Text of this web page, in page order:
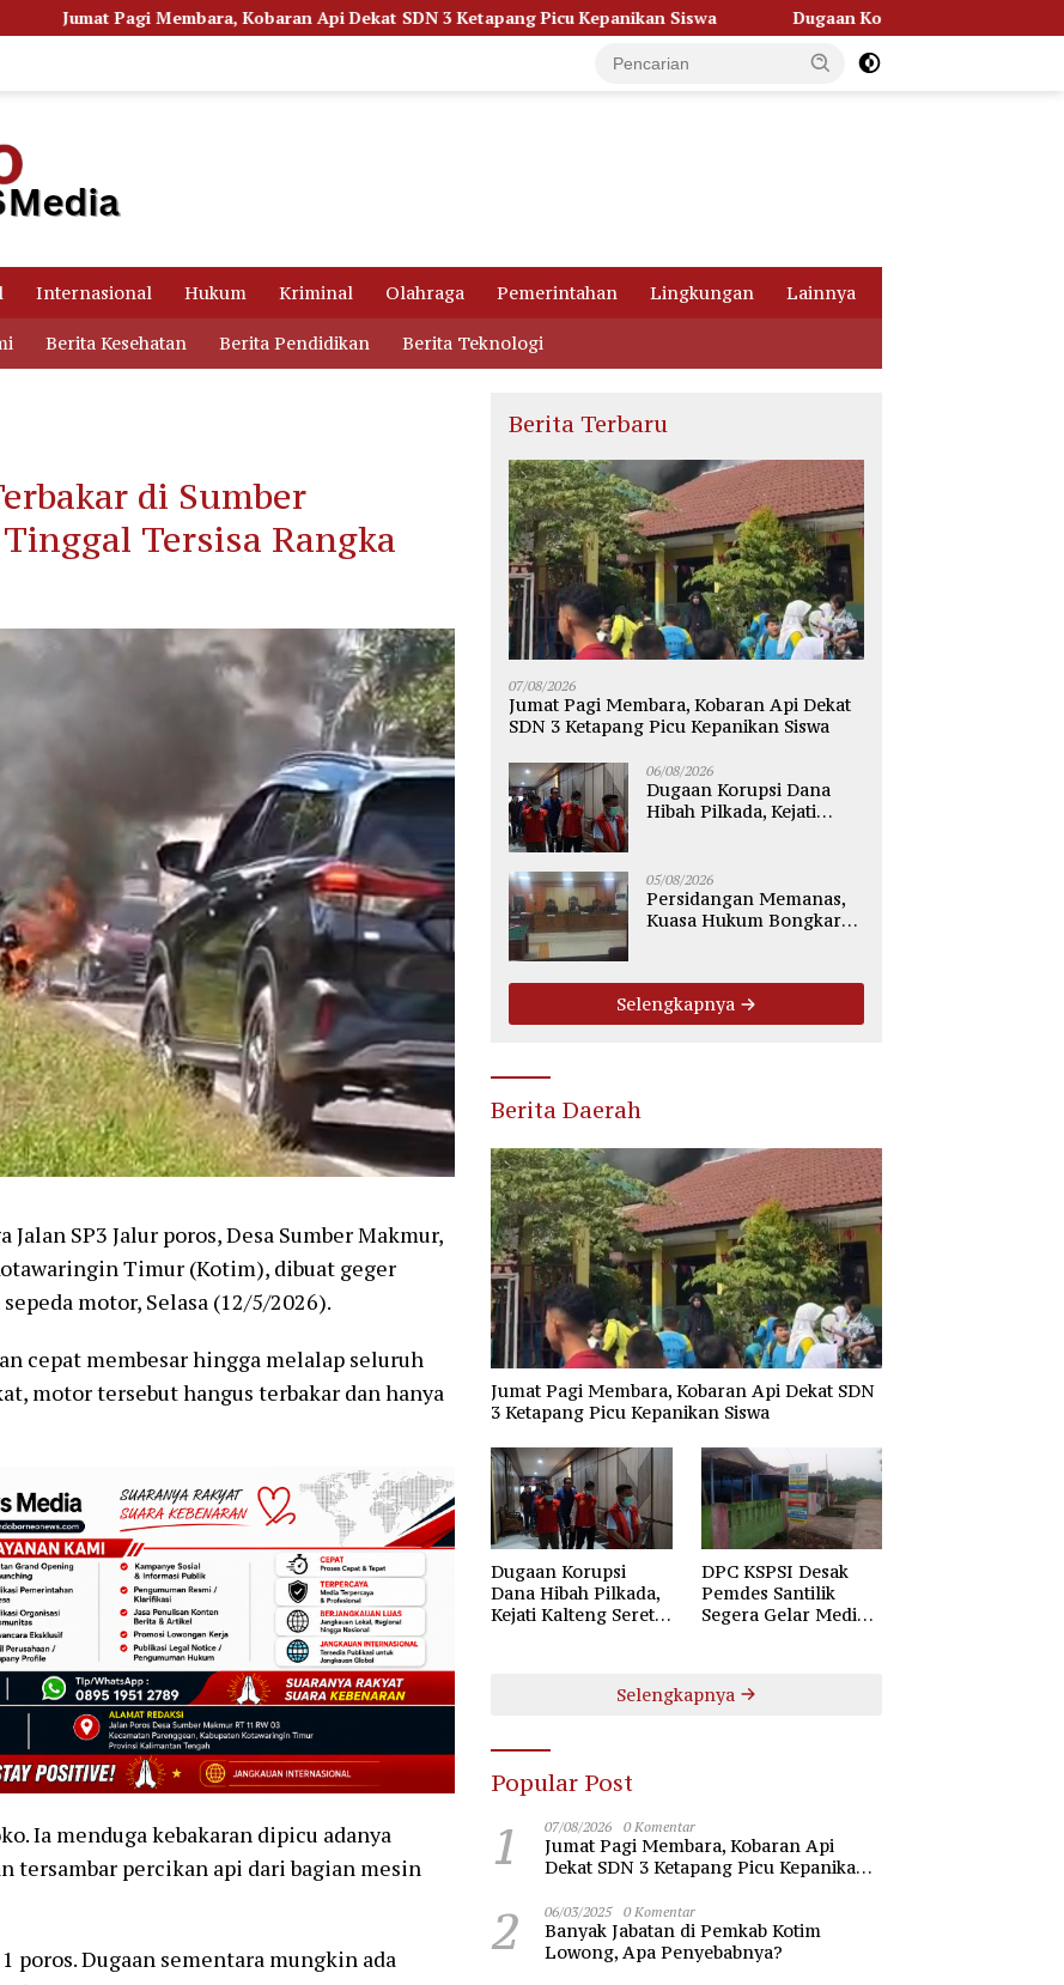
Kobaran Api Dekat SDN 3 Ketapang Picu Kepanikan Siswa Dugaan Korupsi Dana Hibah Pilkada, Kejati Kalteng
Internasional Hukum Kriminal Olahraga Pemerintahan Lingkungan Lainnya
Berita Kesehatan Berita Pendidikan Berita Teknologi
di Sumber
Tersisa Rangka
SP3 Jalur poros, Desa Sumber Makmur,
Timur (Kotim), dibuat geger
motor, Selasa (12/5/2026).
cepat membesar hingga melalap seluruh
motor tersebut hangus terbakar dan hanya
Ia menduga kebakaran dipicu adanya
tersambar percikan api dari bagian mesin
poros. Dugaan sementara mungkin ada
Berita Terbaru
07/08/2026
Jumat Pagi Membara, Kobaran Api Dekat
SDN 3 Ketapang Picu Kepanikan Siswa
06/08/2026
Dugaan Korupsi Dana
Hibah Pilkada, Kejati
05/08/2026
Persidangan Memanas,
Kuasa Hukum Bongkar
PT WMGK
Selengkapnya
Berita Daerah
Jumat Pagi Membara, Kobaran Api Dekat SDN
3 Ketapang Picu Kepanikan Siswa
Dugaan Korupsi
Dana Hibah Pilkada,
Kejati Kalteng Seret
DPC KSPSI Desak
Pemdes Santilik
Segera Gelar Mediasi
Selengkapnya
Popular Post
1 07/08/2026 0 Komentar
Jumat Pagi Membara, Kobaran Api
Dekat SDN 3 Ketapang Picu Kepanikan
2 06/03/2025 0 Komentar
Banyak Jabatan di Pemkab Kotim
Lowong, Apa Penyebabnya?